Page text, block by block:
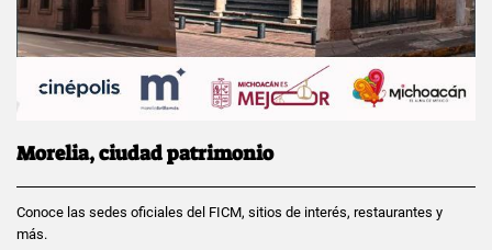
Morelia, ciudad patrimonio
Conoce las sedes oficiales del FICM, sitios de interés, restaurantes y
más.